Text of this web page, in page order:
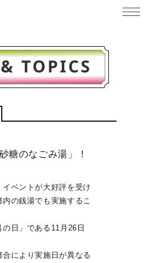
糖のなごみ湯」！
イベントが大好評を受け
の銭湯でも実施するこ
日」である11月26日
により実施日が異なる